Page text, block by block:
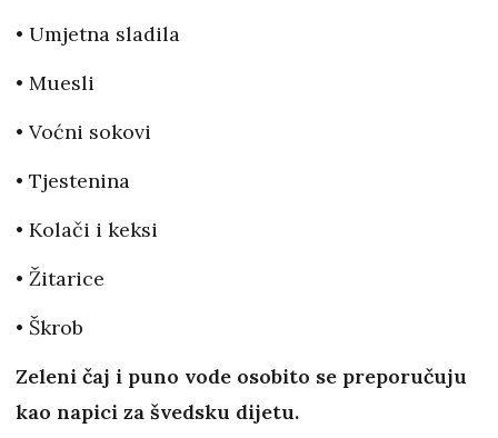
• Umjetna sladila
• Muesli
• Voćni sokovi
• Tjestenina
• Kolači i keksi
• Žitarice
• Škrob
Zeleni čaj i puno vode osobito se preporučuju
kao napici za švedsku dijetu.